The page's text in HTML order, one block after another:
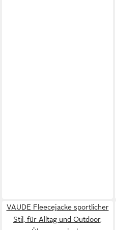
VAUDE Fleecejacke sportlicher
Stil, für Alltag und Outdoor,